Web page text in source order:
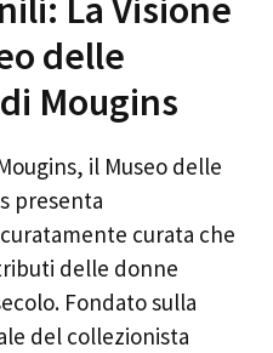
La Visione
delle
Mougins
il Museo delle
presenta
curata che
delle donne
Fondato sulla
del collezionista